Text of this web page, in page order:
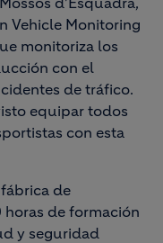
Vehicle Monitoring
monitoriza los
con el
de tráfico.
equipar todos
con esta
de
horas de formación
y seguridad